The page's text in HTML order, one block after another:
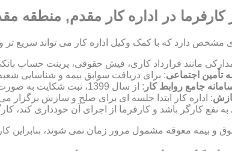
در اداره کار مقدم, منطقه
مشخص دارد که با کمک وکیل اداره کار می تواند سریع
مانند قرارداد کاری، فیش حقوقی، پرینت حساب
تأمین اجتماعی: برای دریافت سوابق بیمه و شناسایی
جامع روابط کار : از سال 1399، ثبت شکایت به صورت الکترونیکی در این سامانه انجام می شود.
: اداره کار ابتدا جلسه ای برای صلح و سازش
به نفع کارگر باشد و کارفرما از اجرای آن خودداری کند،
و بیمه معوقه مشمول مرور زمان نمی شوند، بنابراین